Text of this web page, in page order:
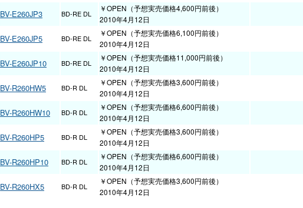
BV-E260JP3 BD-RE DL
￥OPEN（予想実売価格4,600円前後）
2010年4月12日
BV-E260JP5 BD-RE DL
￥OPEN（予想実売価格6,100円前後）
2010年4月12日
BV-E260JP10 BD-RE DL
￥OPEN（予想実売価格11,000円前後）
2010年4月12日
BV-R260HW5 BD-R DL
￥OPEN（予想実売価格3,600円前後）
2010年4月12日
BV-R260HW10 BD-R DL
￥OPEN（予想実売価格6,600円前後）
2010年4月12日
BV-R260HP5 BD-R DL
￥OPEN（予想実売価格3,600円前後）
2010年4月12日
BV-R260HP10 BD-R DL
￥OPEN（予想実売価格6,600円前後）
2010年4月12日
BV-R260HX5 BD-R DL
￥OPEN（予想実売価格3,600円前後）
2010年4月12日